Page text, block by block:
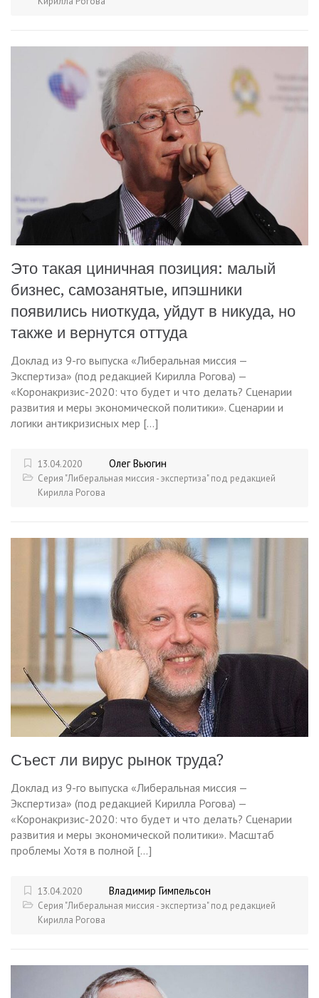
Это такая циничная позиция: малый
бизнес, самозанятые, ипэшники
появились ниоткуда, уйдут в никуда, но
также и вернутся оттуда
Доклад из 9-го выпуска «Либеральная миссия —
Экспертиза» (под редакцией Кирилла Рогова) —
«Коронакризис-2020: что будет и что делать? Сценарии
развития и меры экономической политики». Сценарии и
логики антикризисных мер […]
13.04.2020 Олег Вьюгин
Серия "Либеральная миссия - экспертиза" под редакцией
Кирилла Рогова
Съест ли вирус рынок труда?
Доклад из 9-го выпуска «Либеральная миссия —
Экспертиза» (под редакцией Кирилла Рогова) —
«Коронакризис-2020: что будет и что делать? Сценарии
развития и меры экономической политики». Масштаб
проблемы Хотя в полной […]
13.04.2020 Владимир Гимпельсон
Серия "Либеральная миссия - экспертиза" под редакцией
Кирилла Рогова